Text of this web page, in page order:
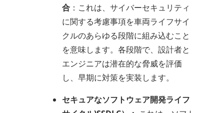
合 ：これは、サイバーセキュリティ
に関する考慮事項を車両ライフサイ
クルのあらゆる段階に組み込むこと
を意味します。各段階で、設計者と
エンジニアは潜在的な脅威を評価
し、早期に対策を実装します。
セキュアなソフトウェア開発ライフ